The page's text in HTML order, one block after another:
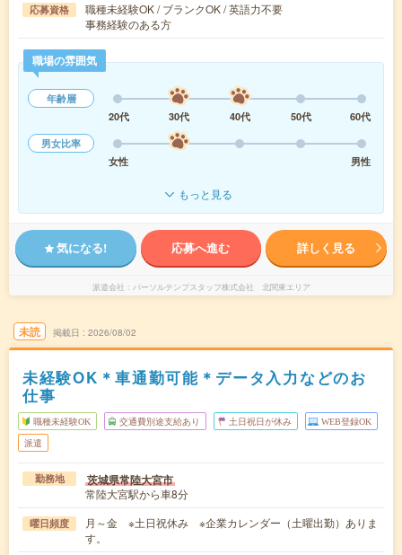
応募資格
職種未経験OK / ブランクOK / 英語力不要
事務経験のある方
職場の雰囲気
年齢層
20代
30代 40代 50代
60代
男女比率
女性
男性
もっと見る
気になる! 応募へ進む 詳しく見る
派遣会社 パーソルテンプスタッフ株式会社 北関東エリア
未読 掲載日 2026/08/02
未経験OK＊車通勤可能＊データ入力などのお
仕事
職種未経験OK 交通費別途支給あり 土日祝日が休み WEB登録OK
派遣
勤務地 茨城県常陸大宮市
常陸大宮駅から車8分
曜日頻度
月～金 ※土日祝休み ※企業カレンダー（土曜出勤）ありま
す。